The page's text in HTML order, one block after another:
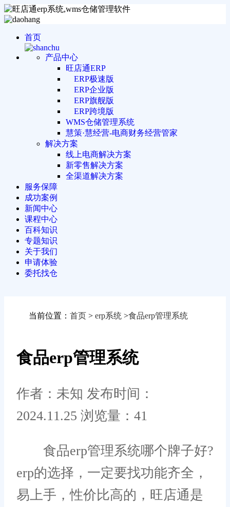
首页
产品中心
旺店通ERP
ERP极速版
ERP企业版
ERP旗舰版
ERP跨境版
WMS仓储管理系统
慧策·慧经营-电商财务经营管家
解决方案
线上电商解决方案
新零售解决方案
全渠道解决方案
服务保障
成功案例
新闻中心
课程中心
百科知识
专题知识
关于我们
申请体验
委托找仓
当前位置： 首页 > erp系统 >食品erp管理系统
食品erp管理系统
作者：未知 发布时间：
2024.11.25 浏览量：41
食品erp管理系统哪个牌子好?
erp的选择，一定要找功能齐全，
易上手，性价比高的，旺店通是